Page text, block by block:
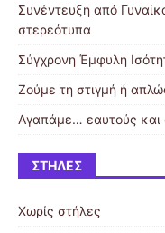
Συνέντευξη από
στερεότυπα
Σύγχρονη Έμφυλη
Ζούμε τη στιγμή ή
Αγαπάμε… εαυτούς και
ΣΤΉΛΕΣ
Χωρίς στήλες